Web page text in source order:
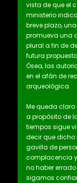
vista de que el
ministerio
breve plazo,
promueva una
plural a fin de
futura
Ósea, las
en el afán de
arqueológica.
Me queda claro
a propósito de
tiempos sigue
decir que dicho
gavilla de
complacencia
no haber
sigamos